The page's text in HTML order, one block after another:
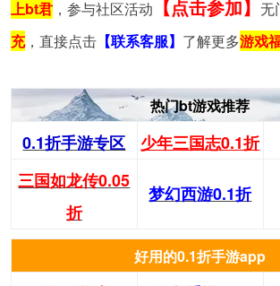
上bt君，参与社区活动 【点击参加】 无
充，直接点击【联系客服】 了解更多游戏
热门bt游戏推荐
0.1折手游专区 少年三国志0.1折
三国如龙传0.05
折
梦幻西游0.1折
好用的0.1折手游app